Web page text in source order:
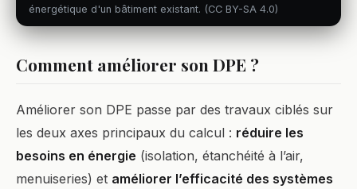
énergétique d'un bâtiment existant. (CC BY-SA 4.0)
Comment améliorer son DPE ?
Améliorer son DPE passe par des travaux ciblés sur
les deux axes principaux du calcul : réduire les
besoins en énergie (isolation, étanchéité à l’air,
menuiseries) et améliorer l’efficacité des systèmes